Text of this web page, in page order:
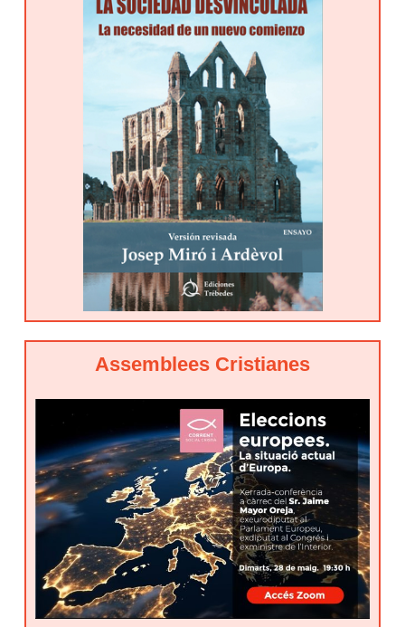
Assemblees Cristianes